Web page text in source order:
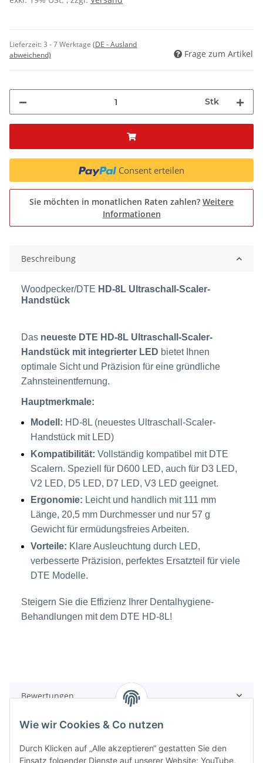
Lieferzeit:3 - 7 Werktage (DE - Ausland
abweichend)
Frage zum Artikel
Stk
Consent erteilen
Sie möchten in monatlichen Raten zahlen? Weitere
Informationen
Beschreibung
Woodpecker/DTE HD-8L Ultraschall-Scaler-
Handstück
Das neueste DTE HD-8L Ultraschall-Scaler-
Handstück mit integrierter LED bietet Ihnen
optimale Sicht und Präzision für eine gründliche
Zahnsteinentfernung.
Hauptmerkmale:
Modell: HD-8L (neuestes Ultraschall-Scaler-
Handstück mit LED)
Kompatibilität: Vollständig kompatibel mit DTE
Scalern. Speziell für D600 LED, auch für D3 LED,
V2 LED, D5 LED, D7 LED, V3 LED geeignet.
Ergonomie: Leicht und handlich mit 111 mm
Länge, 20,5 mm Durchmesser und nur 57 g
Gewicht für ermüdungsfreies Arbeiten.
Vorteile: Klare Ausleuchtung durch LED,
verbesserte Präzision, perfektes Ersatzteil für viele
DTE Modelle.
Steigern Sie die Effizienz Ihrer Dentalhygiene-
Behandlungen mit dem DTE HD-8L!
Bewertungen
Wie wir Cookies & Co nutzen
Durch Klicken auf „Alle akzeptieren“ gestatten Sie den
Einsatz folgender Dienste auf unserer Website: YouTube,